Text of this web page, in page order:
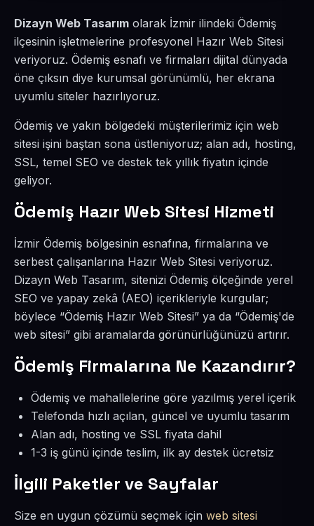
Dizayn Web Tasarım olarak İzmir ilindeki Ödemiş
ilçesinin işletmelerine profesyonel Hazır Web Sitesi
veriyoruz. Ödemiş esnafı ve firmaları dijital dünyada
öne çıksın diye kurumsal görünümlü, her ekrana
uyumlu siteler hazırlıyoruz.
Ödemiş ve yakın bölgedeki müşterilerimiz için web
sitesi işini baştan sona üstleniyoruz; alan adı, hosting,
SSL, temel SEO ve destek tek yıllık fiyatın içinde
geliyor.
Ödemiş Hazır Web Sitesi Hizmeti
İzmir Ödemiş bölgesinin esnafına, firmalarına ve
serbest çalışanlarına Hazır Web Sitesi veriyoruz.
Dizayn Web Tasarım, sitenizi Ödemiş ölçeğinde yerel
SEO ve yapay zekâ (AEO) içerikleriyle kurgular;
böylece “Ödemiş Hazır Web Sitesi” ya da “Ödemiş'de
web sitesi” gibi aramalarda görünürlüğünüzü artırır.
Ödemiş Firmalarına Ne Kazandırır?
Ödemiş ve mahallelerine göre yazılmış yerel içerik
Telefonda hızlı açılan, güncel ve uyumlu tasarım
Alan adı, hosting ve SSL fiyata dahil
1-3 iş günü içinde teslim, ilk ay destek ücretsiz
İlgili Paketler ve Sayfalar
Size en uygun çözümü seçmek için web sitesi